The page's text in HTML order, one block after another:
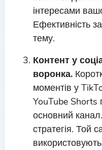
інтересами
Ефективність
тему.
Контент у
воронка.
моментів у
YouTube Shorts
основний
стратегія. Той